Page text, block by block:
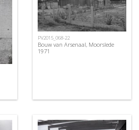
PV2015_068-22
Bouw van Arsenaal, Moorslede
1971